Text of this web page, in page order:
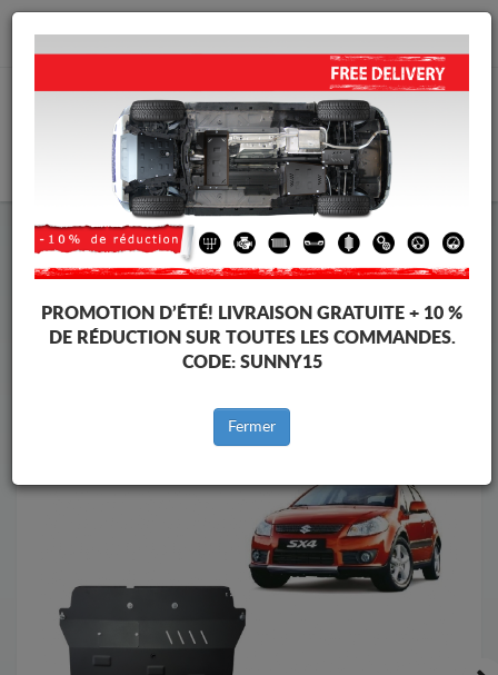
info@cachesousmoteur.fr
Cache Sous Moteur Suzuki
Cache Sous Moteur Suzuki SX 4
Marques
PROMOTION D’ÉTÉ! LIVRAISON GRATUITE + 10 %
DE RÉDUCTION SUR TOUTES LES COMMANDES.
CODE: SUNNY15
Fermer